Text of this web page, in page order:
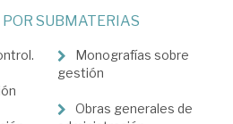
SUBMATERIAS
Monografías sobre
gestión
Obras generales de